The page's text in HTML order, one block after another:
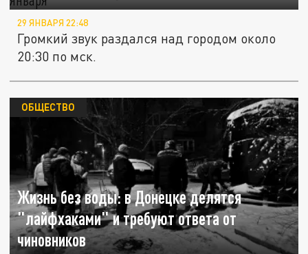
29 ЯНВАРЯ 22:48
Громкий звук раздался над городом около
20:30 по мск.
Жизнь без воды: в Донецке делятся
"лайфхаками" и требуют ответа от
чиновников
ОБЩЕСТВО